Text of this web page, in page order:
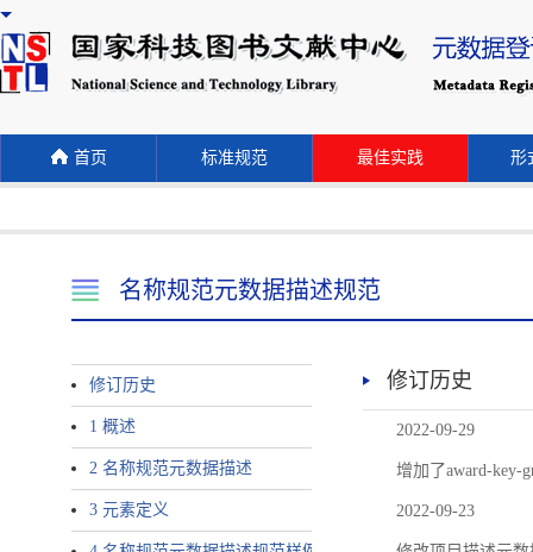
首页 标准规范 最佳实践 形
名称规范元数据描述规范
修订历史
1 概述
2 名称规范元数据描述
3 元素定义
修订历史
2022-09-29
增加了award-key-
2022-09-23